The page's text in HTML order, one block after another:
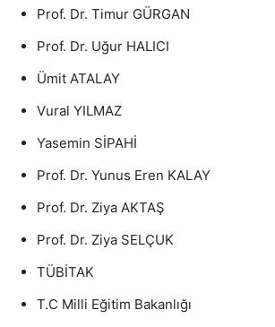
Prof. Dr. Timur GÜRGAN
Prof. Dr. Uğur HALICI
Ümit ATALAY
Vural YILMAZ
Yasemin SİPAHİ
Prof. Dr. Yunus Eren KALAY
Prof. Dr. Ziya AKTAŞ
Prof. Dr. Ziya SELÇUK
TÜBİTAK
T.C Milli Eğitim Bakanlığı